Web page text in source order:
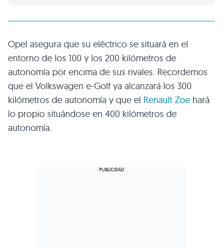
Opel asegura que su eléctrico se situará en el
entorno de los 100 y los 200 kilómetros de
autonomía por encima de sus rivales. Recordemos
que el Volkswagen e-Golf ya alcanzará los 300
kilómetros de autonomía y que el Renault Zoe hará
lo propio situándose en 400 kilómetros de
autonomía.